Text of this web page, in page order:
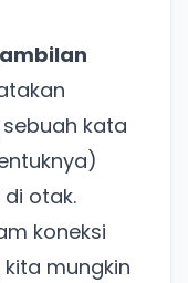
kata
otak.
koneksi
mungkin